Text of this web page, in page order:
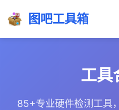
图吧工具箱
工具
85+专业硬件检测工具